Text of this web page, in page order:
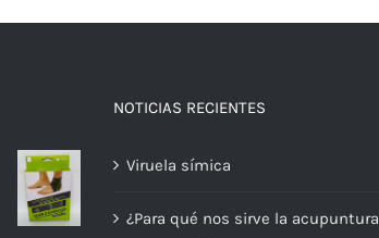
NOTICIAS RECIENTES
Viruela símica
¿Para qué nos sirve la acupuntura